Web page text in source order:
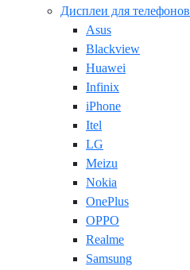
Дисплеи для телефонов
Asus
Blackview
Huawei
Infinix
iPhone
Itel
LG
Meizu
Nokia
OnePlus
OPPO
Realme
Samsung